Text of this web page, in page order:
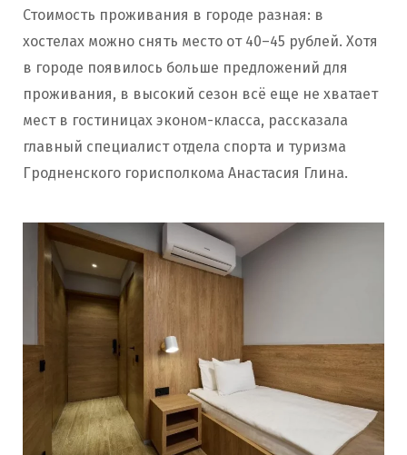
Стоимость проживания в городе разная: в
хостелах можно снять место от 40–45 рублей. Хотя
в городе появилось больше предложений для
проживания, в высокий сезон всё еще не хватает
мест в гостиницах эконом-класса, рассказала
главный специалист отдела спорта и туризма
Гродненского горисполкома Анастасия Глина.